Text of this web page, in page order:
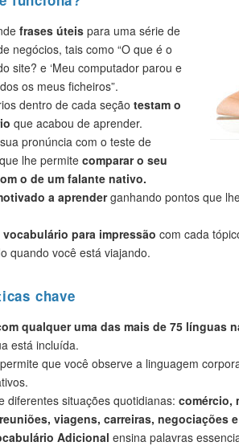
frases úteis para uma série de
negócios, tais como “O que é o
site? e ‘Meu computador parou e
os meus ficheiros”.
dentro de cada seção testam o
que acabou de aprender.
pronúncia com o teste de
lhe permite comparar o seu
o de um falante nativo.
a aprenderganhando pontos que
para impressão com cada
quando você está viajando.
chave
qualquer uma das mais de 75 línguas
está incluída.
permite que você observe a linguagem
diferentes situações quotidianas: comércio,
viagens, carreiras, negociações
Adicional ensina palavras